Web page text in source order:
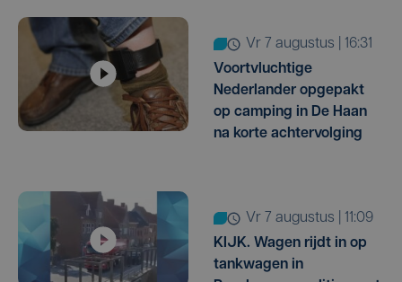
vr 7 augustus | 16:31
Voortvluchtige
Nederlander opgepakt
op camping in De Haan
na korte achtervolging
vr 7 augustus | 11:09
KIJK. Wagen rijdt in op
tankwagen in